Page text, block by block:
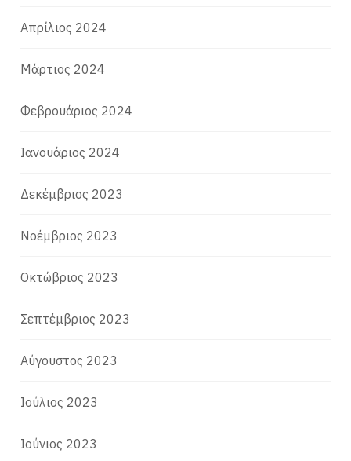
Απρίλιος 2024
Μάρτιος 2024
Φεβρουάριος 2024
Ιανουάριος 2024
Δεκέμβριος 2023
Νοέμβριος 2023
Οκτώβριος 2023
Σεπτέμβριος 2023
Αύγουστος 2023
Ιούλιος 2023
Ιούνιος 2023